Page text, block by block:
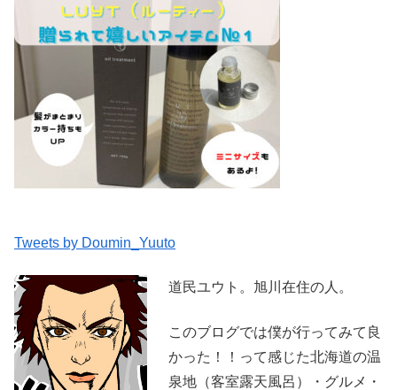
Tweets by Doumin_Yuuto
道民ユウト。旭川在住の人。
このブログでは僕が行ってみて良
かった！！って感じた北海道の温
泉地（客室露天風呂）・グルメ・